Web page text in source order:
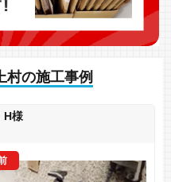
村の施工事例
H様